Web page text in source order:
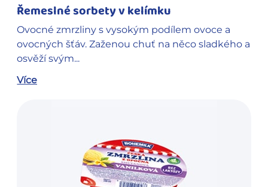
Řemeslné sorbety v kelímku
Ovocné zmrzliny s vysokým podílem ovoce a
ovocných šťáv. Zaženou chuť na něco sladkého a
osvěží svým...
Více